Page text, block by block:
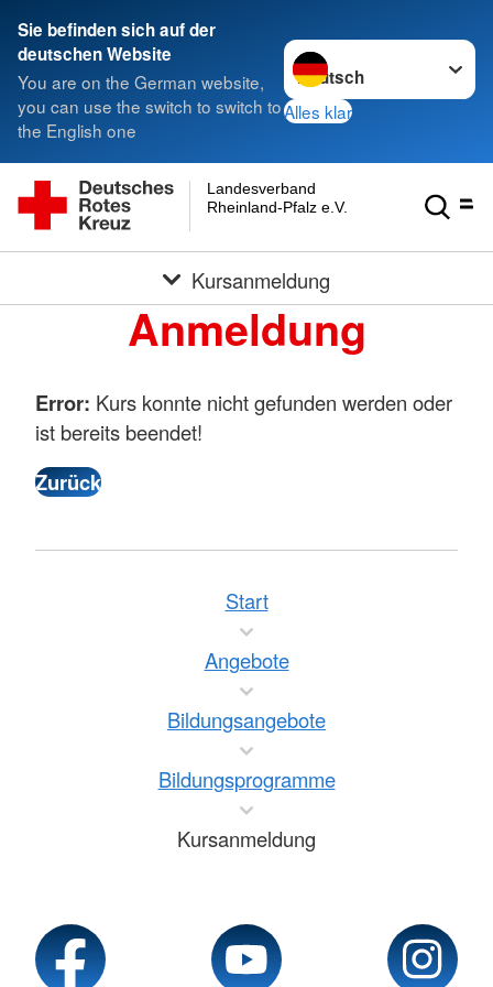
Sie befinden sich auf der
deutschen Website
You are on the German website,
you can use the switch to switch to
the English one
Sprache wechseln zu
Alles klar
Rheinland-Pfalz e.V.
Landesverband
Kursanmeldung
Anmeldung
Error: Kurs konnte nicht gefunden werden oder
ist bereits beendet!
Start
Angebote
Bildungsangebote
Bildungsprogramme
Kursanmeldung